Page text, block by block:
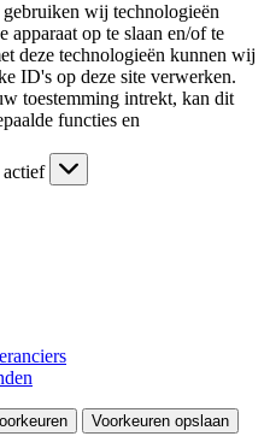
wij technologieën
apparaat op te slaan en/of te
deze technologieën kunnen wij
ID's op deze site verwerken.
toestemming intrekt, kan dit
functies en
Voorkeuren opslaan